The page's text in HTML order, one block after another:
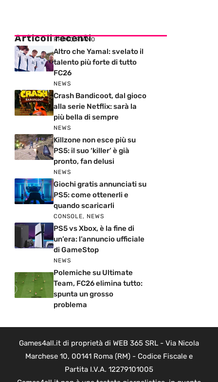
Articoli recenti
PRIMO PIANO
Altro che Yamal: svelato il
talento più forte di tutto
FC26
NEWS
Crash Bandicoot, dal gioco
alla serie Netflix: sarà la
più bella di sempre
NEWS
Killzone non esce più su
PS5: il suo ‘killer’ è già
pronto, fan delusi
NEWS
Giochi gratis annunciati su
PS5: come ottenerli e
quando scaricarli
CONSOLE, NEWS
PS5 vs Xbox, è la fine di
un’era: l’annuncio ufficiale
di GameStop
NEWS
Polemiche su Ultimate
Team, FC26 elimina tutto:
spunta un grosso
problema
Games4all.it di proprietà di WEB 365 SRL - Via Nicola
Marchese 10, 00141 Roma (RM) - Codice Fiscale e
Partita I.V.A. 12279101005